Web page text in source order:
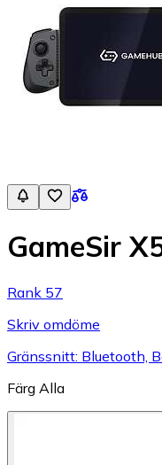
GameSir
Rank 57
Skriv omdöme
Gränssnitt: Bluetooth,
Färg Alla